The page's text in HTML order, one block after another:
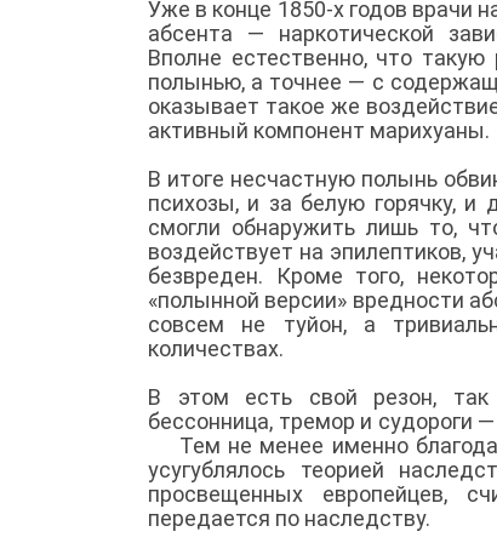
Уже в конце 1850-х годов врачи
абсента — наркотической
Вполне естественно, что
полынью, а точнее — с
оказывает такое же
активный компонент марихуаны.
В итоге несчастную полынь
психозы, и за белую горячку, и
смогли обнаружить лишь то,
воздействует на эпилептиков,
безвреден. Кроме того,
«полынной версии» вредности
совсем не туйон, а
количествах.
В этом есть свой резон, так
бессонница, тремор и судороги
Тем не менее именно
усугублялось теорией
просвещенных европейцев,
передается по наследству.